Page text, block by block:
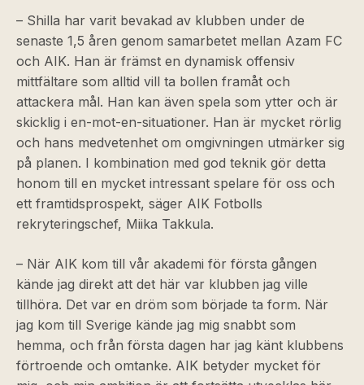
– Shilla har varit bevakad av klubben under de
senaste 1,5 åren genom samarbetet mellan Azam FC
och AIK. Han är främst en dynamisk offensiv
mittfältare som alltid vill ta bollen framåt och
attackera mål. Han kan även spela som ytter och är
skicklig i en-mot-en-situationer. Han är mycket rörlig
och hans medvetenhet om omgivningen utmärker sig
på planen. I kombination med god teknik gör detta
honom till en mycket intressant spelare för oss och
ett framtidsprospekt, säger AIK Fotbolls
rekryteringschef, Miika Takkula.
– När AIK kom till vår akademi för första gången
kände jag direkt att det här var klubben jag ville
tillhöra. Det var en dröm som började ta form. När
jag kom till Sverige kände jag mig snabbt som
hemma, och från första dagen har jag känt klubbens
förtroende och omtanke. AIK betyder mycket för